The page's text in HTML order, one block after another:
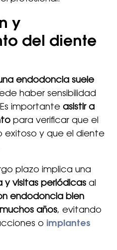
y
del diente
endodoncia suele
haber sensibilidad
importanteasistir a
para verificar que el
exitoso y que el diente
plazo implica una
y visitas periódicas al
endodoncia bien
años, evitando
o implantes